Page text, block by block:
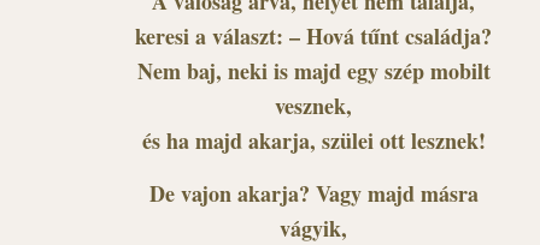
keresi a választ: – Hová tűnt családja?
Nem baj, neki is majd egy szép mobilt
vesznek,
és ha majd akarja, szülei ott lesznek!
De vajon akarja? Vagy majd másra
vágyik,